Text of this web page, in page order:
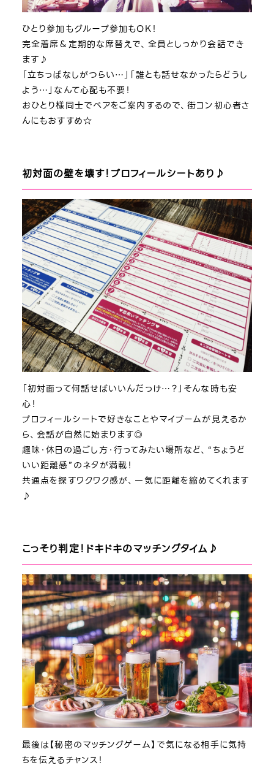
ひとり参加もグループ参加もOK！
完全着席＆定期的な席替えで、全員としっかり会話でき
ます♪
「立ちっぱなしがつらい…」「誰とも話せなかったらどうし
よう…」なんて心配も不要！
おひとり様同士でペアをご案内するので、街コン初心者さ
んにもおすすめ☆
初対面の壁を壊す！プロフィールシートあり♪
「初対面って何話せばいいんだっけ…？」そんな時も安
心！
プロフィールシートで好きなことやマイブームが見えるか
ら、会話が自然に始まります◎
趣味・休日の過ごし方・行ってみたい場所など、“ちょうど
いい距離感”のネタが満載！
共通点を探すワクワク感が、一気に距離を縮めてくれます
♪
こっそり判定！ドキドキのマッチングタイム♪
最後は【秘密のマッチングゲーム】で気になる相手に気持
ちを伝えるチャンス！